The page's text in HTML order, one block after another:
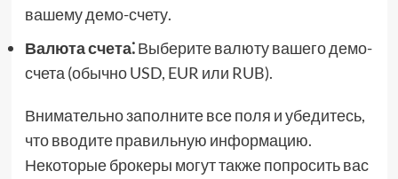
вашему демо-счету.
Валюта счета⁚Выберите валюту вашего демо-
счета (обычно USD, EUR или RUB).
Внимательно заполните все поля и убедитесь,
что вводите правильную информацию.
Некоторые брокеры могут также попросить вас